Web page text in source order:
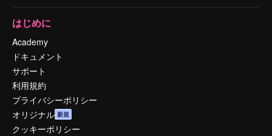
はじめに
Academy
ドキュメント
サポート
利用規約
プライバシーポリシー
オリジナル 新規
クッキーポリシー